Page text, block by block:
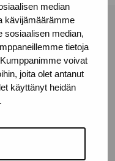
median
kävijämäärämme
sosiaalisen median,
tietoja
voivat
joita olet antanut
käyttänyt heidän